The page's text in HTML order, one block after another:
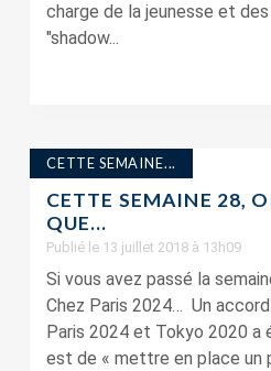
charge de la jeunesse et
"shadow...
CETTE SEMAINE...
CETTE SEMAINE 28,
QUE…
Publié le 13 juillet 2018 à 13h09
Si vous avez passé la
Chez Paris 2024… Un
Paris 2024 et Tokyo 2020 a
est de « mettre en place un